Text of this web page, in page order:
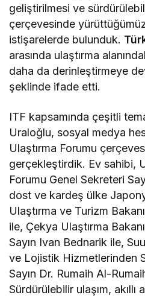
geliştirilmesi ve
çerçevesinde
istişarelerde bulunduk.
arasında ulaştırma
daha da derinleştirmeye
şeklinde ifade etti.
ITF kapsamında çeşitli
Uraloğlu, sosyal medya
Ulaştırma Forumu
gerçekleştirdik. Ev sahibi,
Forumu Genel Sekreteri
dost ve kardeş ülke
Ulaştırma ve Turizm
ile, Çekya Ulaştırma
Sayın Ivan Bednarik ile,
ve Lojistik Hizmetlerinden
Sayın Dr. Rumaih Al-
Sürdürülebilir ulaşım, akıllı